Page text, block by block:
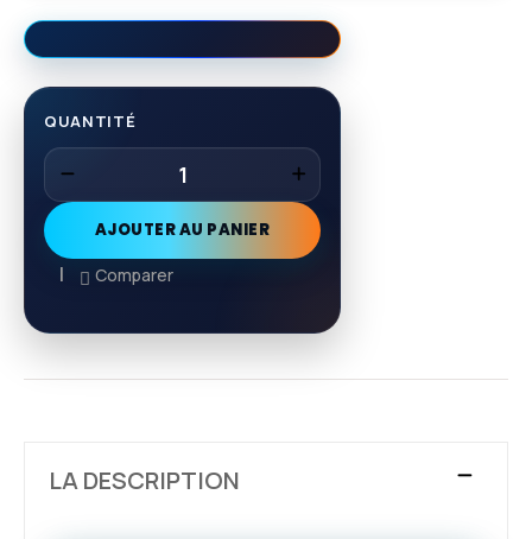
QUANTITÉ
AJOUTER AU PANIER
Comparer
LA DESCRIPTION